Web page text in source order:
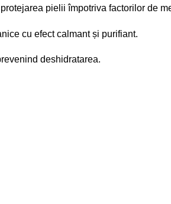
pielii împotriva factorilor de
cu efect calmant și purifiant.
deshidratarea.